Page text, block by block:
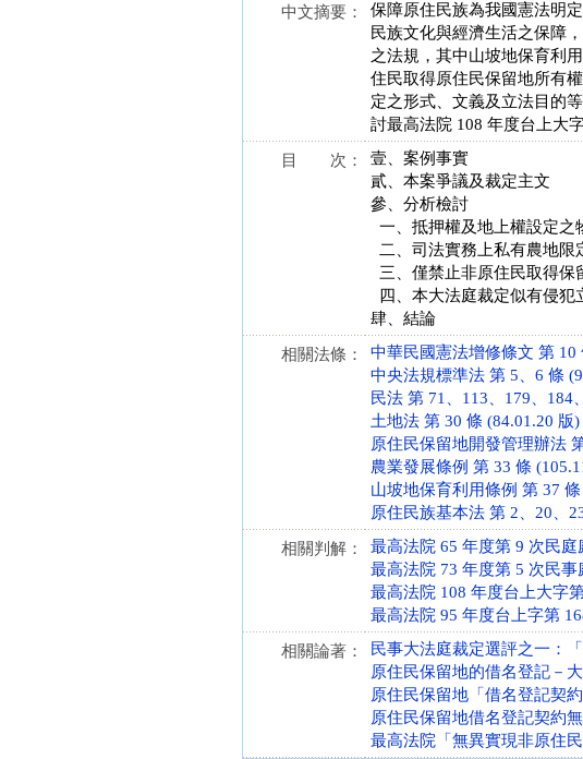
中文摘要：
保障原住民族為我國憲法明
民族文化與經濟生活之保障
之法規，其中山坡地保育利
住民取得原住民保留地所有
定之形式、文義及立法目的
討最高法院 108 年度台上大
目 次：
壹、案例事實
貳、本案爭議及裁定主文
參、分析檢討
一、抵押權及地上權設定之
二、司法實務上私有農地限
三、僅禁止非原住民取得保
四、本大法庭裁定似有侵犯
肆、結論
相關法條：
中華民國憲法增修條文 第 10
中央法規標準法 第 5、6 條
民法 第 71、113、179、184
土地法 第 30 條 (84.01.20 版)
原住民保留地開發管理辦法
農業發展條例 第 33 條
山坡地保育利用條例 第 37
原住民族基本法 第 2、20、
相關判解：
最高法院 65 年度第 9 次民庭
最高法院 73 年度第 5 次民事
最高法院 108 年度台上大字
最高法院 95 年度台上字第
相關論著：
民事大法庭裁定選評之一：
原住民保留地的借名登記－
原住民保留地「借名登記契
原住民保留地借名登記契約
最高法院「無異實現非原住